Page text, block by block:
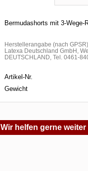
Bermudashorts mit 3-
Herstellerangabe (nach
Latexa Deutschland GmbH,
DEUTSCHLAND, Tel. 0461-
Artikel-Nr.
Gewicht
Wir helfen gerne weiter